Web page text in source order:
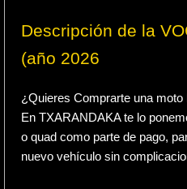
Descripción de la
(año 2026
¿Quieres Comprarte una moto
En TXARANDAKA te lo
o quad como parte de pago,
nuevo vehículo sin